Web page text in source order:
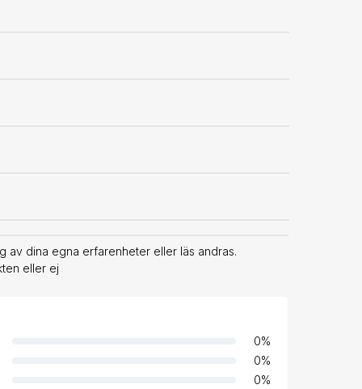
av dina egna erfarenheter eller läs andras.
eller ej
0%
0%
0%